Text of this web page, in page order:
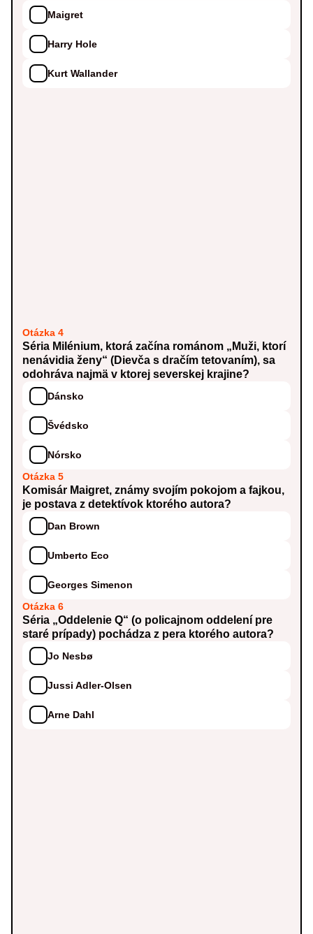
Maigret
Harry Hole
Kurt Wallander
Otázka 4
Séria Milénium, ktorá začína románom „Muži, ktorí
nenávidia ženy“ (Dievča s dračím tetovaním), sa
odohráva najmä v ktorej severskej krajine?
Dánsko
Švédsko
Nórsko
Otázka 5
Komisár Maigret, známy svojím pokojom a fajkou,
je postava z detektívok ktorého autora?
Dan Brown
Umberto Eco
Georges Simenon
Otázka 6
Séria „Oddelenie Q“ (o policajnom oddelení pre
staré prípady) pochádza z pera ktorého autora?
Jo Nesbø
Jussi Adler-Olsen
Arne Dahl